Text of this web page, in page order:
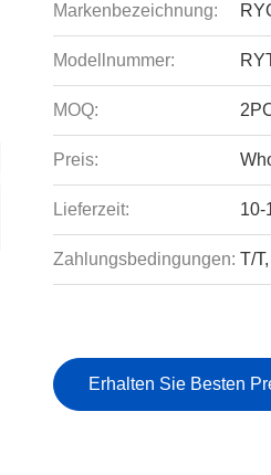
Markenbezeichnung:
Modellnummer:
MOQ:
Preis:
Lieferzeit: 10-
Zahlungsbedingungen: T/
Erhalten Sie Besten